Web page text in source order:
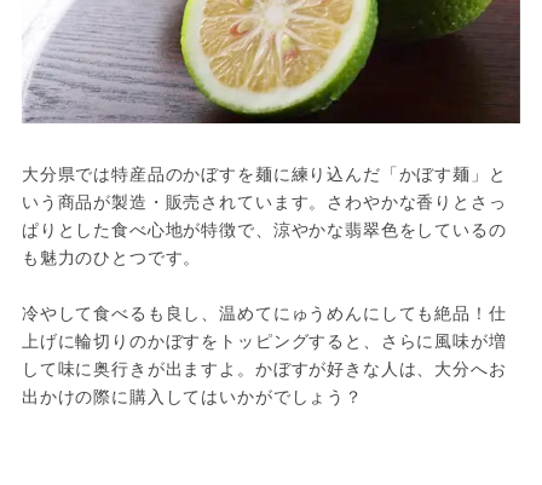
大分県では特産品のかぼすを麺に練り込んだ「かぼす麺」と
いう商品が製造・販売されています。さわやかな香りとさっ
ぱりとした食べ心地が特徴で、涼やかな翡翠色をしているの
も魅力のひとつです。
冷やして食べるも良し、温めてにゅうめんにしても絶品！仕
上げに輪切りのかぼすをトッピングすると、さらに風味が増
して味に奥行きが出ますよ。かぼすが好きな人は、大分へお
出かけの際に購入してはいかがでしょう？